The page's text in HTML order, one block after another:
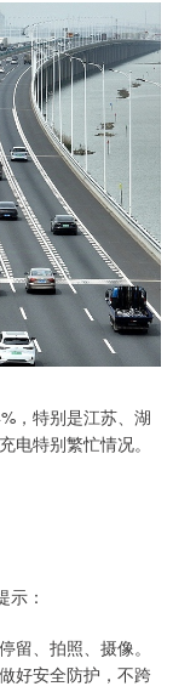
，特别是江苏、湖
特别繁忙情况。
示：
、拍照、摄像。
好安全防护，不跨